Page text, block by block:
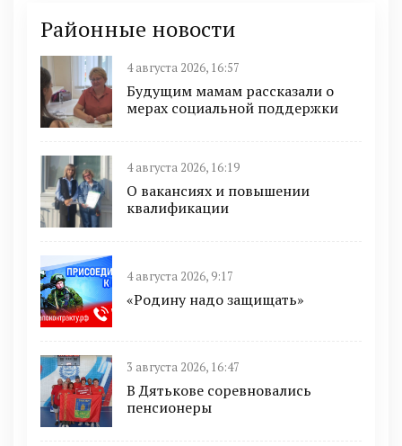
Районные новости
4 августа 2026, 16:57
Будущим мамам рассказали о
мерах социальной поддержки
4 августа 2026, 16:19
О вакансиях и повышении
квалификации
4 августа 2026, 9:17
«Родину надо защищать»
3 августа 2026, 16:47
В Дятькове соревновались
пенсионеры